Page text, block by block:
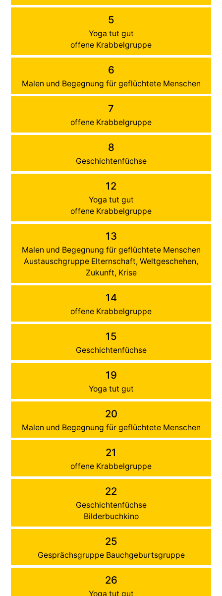
5
Yoga tut gut
offene Krabbelgruppe
6
Malen und Begegnung für geflüchtete Menschen
7
offene Krabbelgruppe
8
Geschichtenfüchse
12
Yoga tut gut
offene Krabbelgruppe
13
Malen und Begegnung für geflüchtete Menschen
Austauschgruppe Elternschaft, Weltgeschehen,
Zukunft, Krise
14
offene Krabbelgruppe
15
Geschichtenfüchse
19
Yoga tut gut
20
Malen und Begegnung für geflüchtete Menschen
21
offene Krabbelgruppe
22
Geschichtenfüchse
Bilderbuchkino
25
Gesprächsgruppe Bauchgeburtsgruppe
26
Yoga tut gut